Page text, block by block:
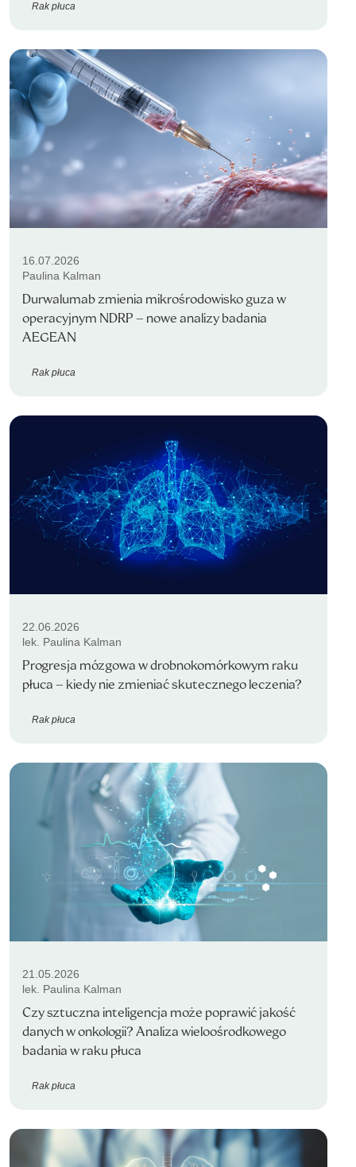
Rak płuca
16.07.2026
Paulina Kalman
Durwalumab zmienia mikrośrodowisko guza w
operacyjnym NDRP – nowe analizy badania
AEGEAN
Rak płuca
22.06.2026
lek. Paulina Kalman
Progresja mózgowa w drobnokomórkowym raku
płuca – kiedy nie zmieniać skutecznego leczenia?
Rak płuca
21.05.2026
lek. Paulina Kalman
Czy sztuczna inteligencja może poprawić jakość
danych w onkologii? Analiza wieloośrodkowego
badania w raku płuca
Rak płuca